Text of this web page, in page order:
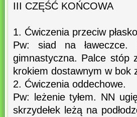
III CZĘŚĆ KOŃCOWA
1. Ćwiczenia przeciw
Pw: siad na ławeczce.
gimnastyczna. Palce stóp
krokiem dostawnym w bok
2. Ćwiczenia oddechowe.
Pw: leżenie tyłem. NN
skrzydełek leżą na